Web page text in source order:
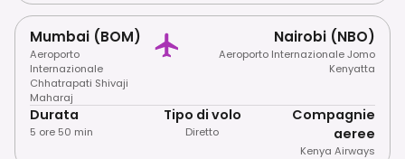
Mumbai (BOM)
Aeroporto
Internazionale
Chhatrapati Shivaji
Maharaj
Nairobi (NBO)
Aeroporto Internazionale Jomo
Kenyatta
Durata
5 ore 50 min
Tipo di volo
Diretto
Compagnie
aeree
Kenya Airways